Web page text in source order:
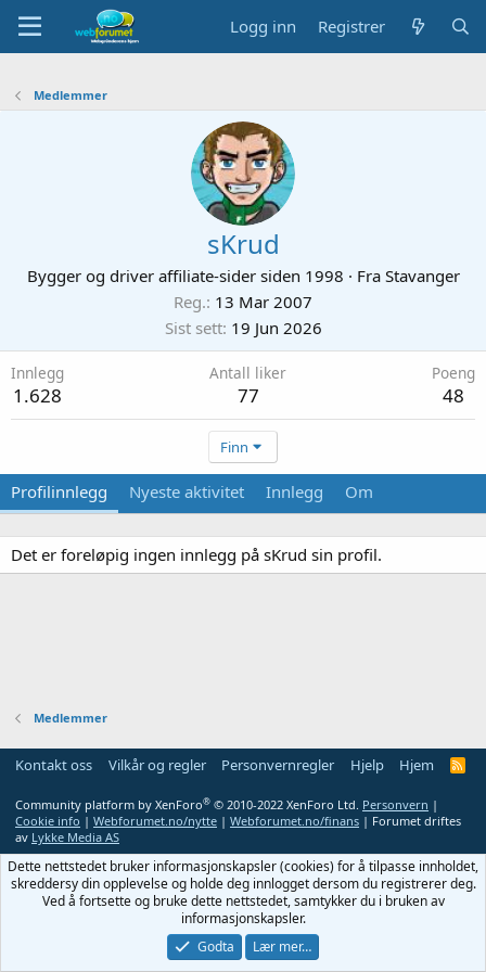
Logg inn Registrer
Medlemmer
sKrud
Bygger og driver affiliate-sider siden 1998 · Fra Stavanger
Reg. 13 Mar 2007
Sist sett 19 Jun 2026
Innlegg
1.628
Antall liker
77
Poeng
48
Finn
Profilinnlegg Nyeste aktivitet Innlegg Om
Det er foreløpig ingen innlegg på sKrud sin profil.
Medlemmer
Kontakt oss Vilkår og regler Personvernregler Hjelp Hjem
R
Community platform by XenForo® © 2010-2022 XenForo Ltd. Personvern |
Cookie info | Webforumet.no/nytte | Webforumet.no/finans | Forumet driftes
av Lykke Media AS
Dette nettstedet bruker informasjonskapsler (cookies) for å tilpasse innholdet,
skreddersy din opplevelse og holde deg innlogget dersom du registrerer deg.
Ved å fortsette og bruke dette nettstedet, samtykker du i bruken av
informasjonskapsler.
Godta
Lær mer…